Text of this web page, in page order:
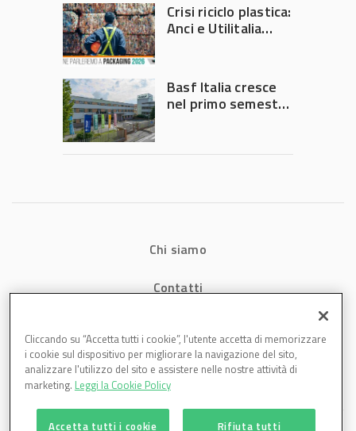
Crisi riciclo plastica:
Anci e Utilitalia
Governo
Basf Italia cresce
nel primo semestre
Chi siamo
Contatti
Cookies
Cliccando su “Accetta tutti i cookie”, l'utente accetta di memorizzare
i cookie sul dispositivo per migliorare la navigazione del sito,
analizzare l'utilizzo del sito e assistere nelle nostre attività di
marketing. Leggi la Cookie Policy
Accetta tutti i cookie Rifiuta tutti